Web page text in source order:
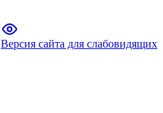
Версия сайта для слабовидящих